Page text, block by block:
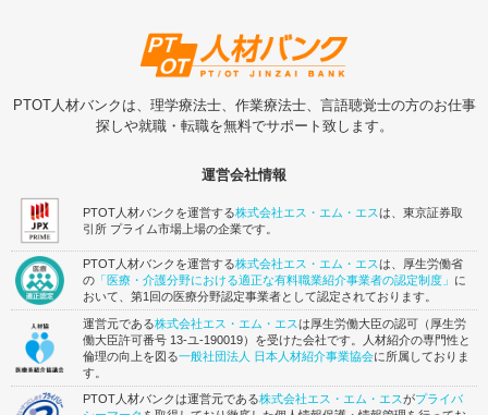
PTOT人材バンクは、理学療法士、作業療法士、言語聴覚士の方のお仕事
探しや就職・転職を無料でサポート致します。
運営会社情報
PTOT人材バンクを運営する株式会社エス・エム・エスは、東京証券取
引所 プライム市場上場の企業です。
PTOT人材バンクを運営する株式会社エス・エム・エスは、厚生労働省
の 「医療・介護分野における適正な有料職業紹介事業者の認定制度」 に
おいて、第1回の医療分野認定事業者として認定されております。
運営元である株式会社エス・エム・エスは厚生労働大臣の認可（厚生労
働大臣許可番号 13-ユ-190019）を受けた会社です。人材紹介の専門性と
倫理の向上を図る一般社団法人 日本人材紹介事業協会に所属しておりま
す。
PTOT人材バンクは運営元である株式会社エス・エム・エスがプライバ